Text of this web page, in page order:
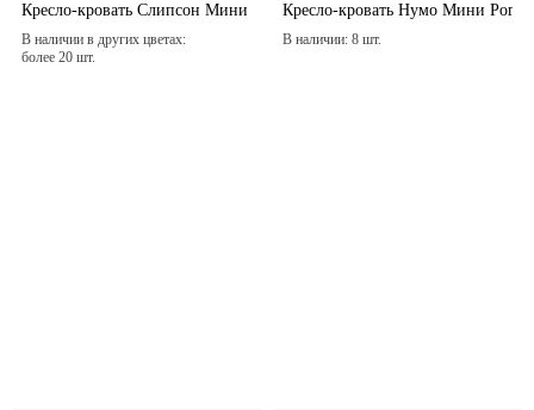
Кресло-кровать Слипсон Мини Вельвет Желтый
В наличии в других цветах:
более 20 шт.
Кресло-кровать Нумо Мини
В наличии: 8 шт.